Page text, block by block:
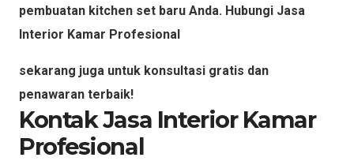
pembuatan kitchen set baru Anda. Hubungi Jasa
Interior Kamar Profesional
sekarang juga untuk konsultasi gratis dan
penawaran terbaik!
Kontak Jasa Interior Kamar
Profesional